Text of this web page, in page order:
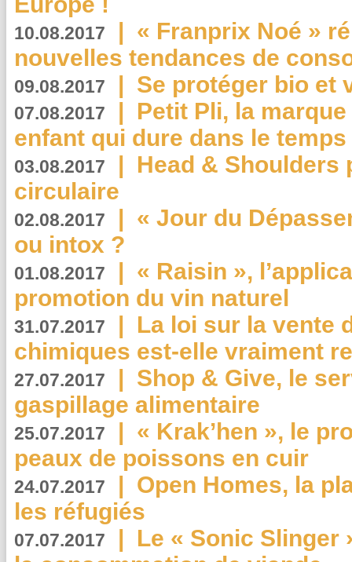
10.08.2017 | « Franprix Noé »
nouvelles tendances de
09.08.2017 | Se protéger bio et
07.08.2017 | Petit Pli, la
enfant qui dure dans le temps
03.08.2017 | Head & Shoulders
circulaire
02.08.2017 | « Jour du
ou intox ?
01.08.2017 | « Raisin »,
promotion du vin naturel
31.07.2017 | La loi sur la vente
chimiques est-elle vraiment
27.07.2017 | Shop & Give, le
gaspillage alimentaire
25.07.2017 | « Krak’hen », le
peaux de poissons en cuir
24.07.2017 | Open Homes, la
les réfugiés
07.07.2017 | Le « Sonic Slinger